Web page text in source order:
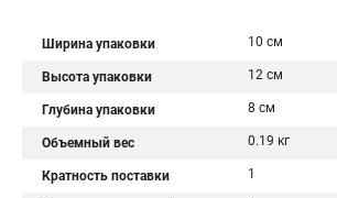
Ширина упаковки 10 см
Высота упаковки 12 см
Глубина упаковки 8 см
Объемный вес 0.19 кг
Кратность поставки 1